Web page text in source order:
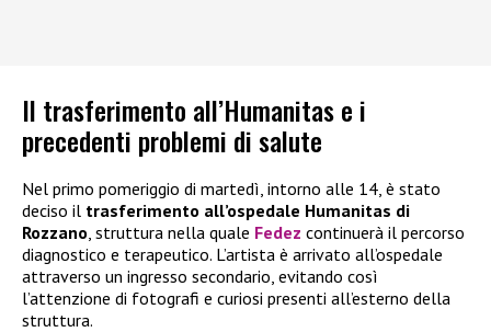
Il trasferimento all’Humanitas e i
precedenti problemi di salute
Nel primo pomeriggio di martedì, intorno alle 14, è stato
deciso il trasferimento all’ospedale Humanitas di
Rozzano , struttura nella quale Fedez continuerà il percorso
diagnostico e terapeutico. L’artista è arrivato all’ospedale
attraverso un ingresso secondario, evitando così
l’attenzione di fotografi e curiosi presenti all’esterno della
struttura.